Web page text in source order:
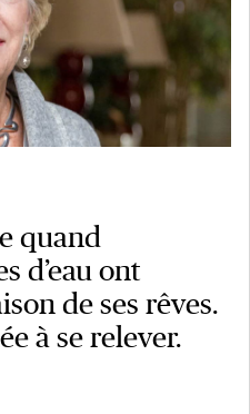
quand
d’eau ont
de ses rêves.
à se relever.